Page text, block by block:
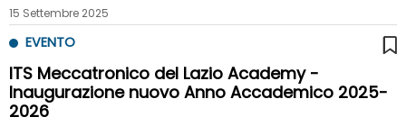
15 Settembre 2025
EVENTO
ITS Meccatronico del Lazio Academy -
Inaugurazione nuovo Anno Accademico 2025-
2026